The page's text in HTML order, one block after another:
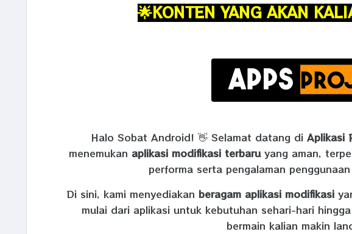
🌟KONTEN YANG AKAN
Halo Sobat Android! 👋 Selamat datang di Aplikasi
menemukan aplikasi modifikasi terbaruyang aman,
performa serta pengalaman
Di sini, kami menyediakan beragam aplikasi modifikasi
mulai dari aplikasi untuk kebutuhan sehari-hari
bermain kalian makin